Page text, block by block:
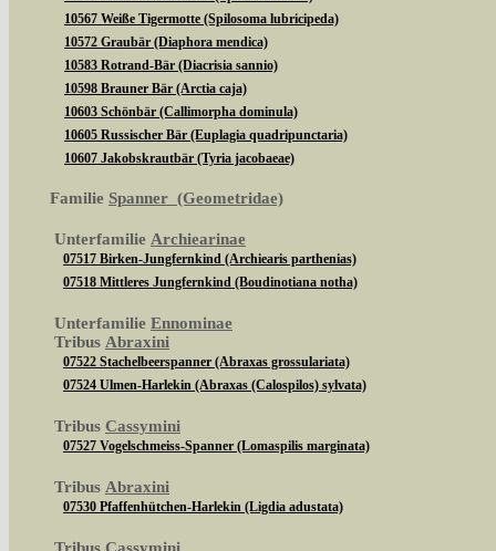
10567 Weiße Tigermotte (Spilosoma lubricipeda)
10572 Graubär (Diaphora mendica)
10583 Rotrand-Bär (Diacrisia sannio)
10598 Brauner Bär (Arctia caja)
10603 Schönbär (Callimorpha dominula)
10605 Russischer Bär (Euplagia quadripunctaria)
10607 Jakobskrautbär (Tyria jacobaeae)
Familie Spanner (Geometridae)
Unterfamilie Archiearinae
07517 Birken-Jungfernkind (Archiearis parthenias)
07518 Mittleres Jungfernkind (Boudinotiana notha)
Unterfamilie Ennominae
Tribus Abraxini
07522 Stachelbeerspanner (Abraxas grossulariata)
07524 Ulmen-Harlekin (Abraxas (Calospilos) sylvata)
Tribus Cassymini
07527 Vogelschmeiss-Spanner (Lomaspilis marginata)
Tribus Abraxini
07530 Pfaffenhütchen-Harlekin (Ligdia adustata)